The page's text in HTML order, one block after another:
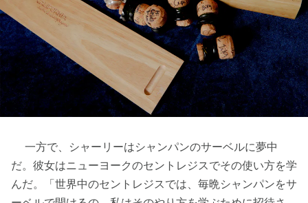
一方で、シャーリーはシャンパンのサーベルに夢中
だ。彼女はニューヨークのセントレジスでその使い方を学
んだ。「世界中のセントレジスでは、毎晩シャンパンをサ